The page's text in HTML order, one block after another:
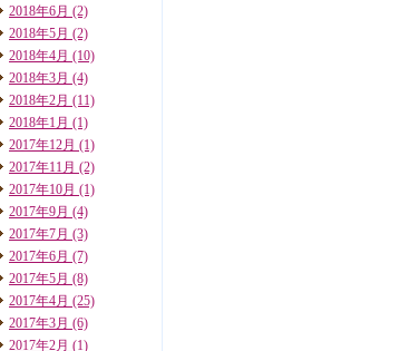
2018年6月 (2)
2018年5月 (2)
2018年4月 (10)
2018年3月 (4)
2018年2月 (11)
2018年1月 (1)
2017年12月 (1)
2017年11月 (2)
2017年10月 (1)
2017年9月 (4)
2017年7月 (3)
2017年6月 (7)
2017年5月 (8)
2017年4月 (25)
2017年3月 (6)
2017年2月 (1)